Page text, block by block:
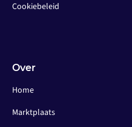
Cookiebeleid
Over
Home
Marktplaats